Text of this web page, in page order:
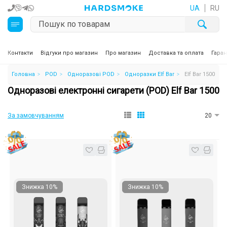
UA RU
Кальяни
Тютюн для кальяну та кальянні суміші
Аксесуари для кальяну
Комплектуючі для POD
Рідини для електронних сигарет
Контакти Відгуки про магазин Про магазин Доставка та оплата
Головна POD Одноразові POD Одноразки Elf Bar Elf Bar 1500
Одноразові електронні сигарети (POD) Elf Bar 1500
За замовчуванням 20
Знижка 10% Знижка 10%